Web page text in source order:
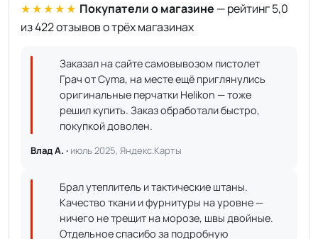
★★★★★ Покупатели о магазине — рейтинг 5,0
из 422 отзывов о трёх магазинах
Заказал на сайте самовывозом пистолет
Грач от Cyma, на месте ещё приглянулись
оригинальные перчатки Helikon — тоже
решил купить. Заказ обработали быстро,
покупкой доволен.
Влад А. · июль 2025, Яндекс.Карты
Брал утеплитель и тактические штаны.
Качество ткани и фурнитуры на уровне —
ничего не трещит на морозе, швы двойные.
Отдельное спасибо за подробную